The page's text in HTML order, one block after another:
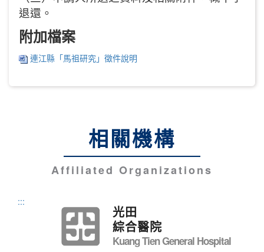
退還。
附加檔案
連江縣「馬祖研究」徵件說明
相關機構
Affiliated Organizations
:::
光田
綜合醫院
Kuang Tien General Hospital